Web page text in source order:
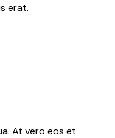
erat.
At vero eos et